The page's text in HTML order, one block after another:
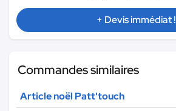
+ Devis immédiat !
Commandes similaires
Article noël Patt'touch